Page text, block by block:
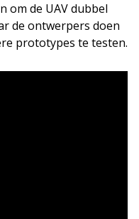
om de UAV dubbel
de ontwerpers doen
prototypes te testen.